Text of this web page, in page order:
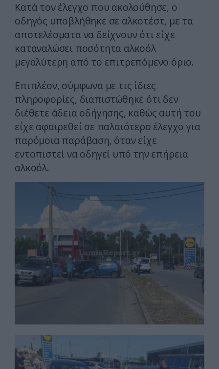
Κατά τον έλεγχο που ακολούθησε, ο
οδηγός υποβλήθηκε σε αλκοτέστ, με τα
αποτελέσματα να δείχνουν ότι είχε
καταναλώσει ποσότητα αλκοόλ
μεγαλύτερη από το επιτρεπόμενο όριο.
Επιπλέον, σύμφωνα με τις ίδιες
πληροφορίες, διαπιστώθηκε ότι δεν
διέθετε άδεια οδήγησης, καθώς αυτή του
είχε αφαιρεθεί σε παλαιότερο έλεγχο για
παρόμοια παράβαση, όταν είχε
εντοπιστεί να οδηγεί υπό την επήρεια
αλκοόλ.